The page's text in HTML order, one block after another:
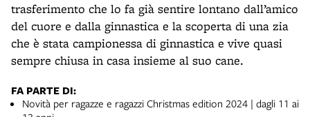
trasferimento che lo fa già sentire lontano dall’amico
del cuore e dalla ginnastica e la scoperta di una zia
che è stata campionessa di ginnastica e vive quasi
sempre chiusa in casa insieme al suo cane.
FA PARTE DI:
Novità per ragazze e ragazzi Christmas edition 2024 | dagli 11 ai